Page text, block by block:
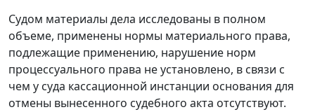
Судом материалы дела исследованы в полном
объеме, применены нормы материального права,
подлежащие применению, нарушение норм
процессуального права не установлено, в связи с
чем у суда кассационной инстанции основания для
отмены вынесенного судебного акта отсутствуют.